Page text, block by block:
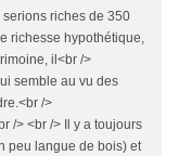
serions riches de 350
richesse hypothétique,
il<br />
semble au vu des
/>
/> <br /> Il y a toujours
peu langue de bois) et